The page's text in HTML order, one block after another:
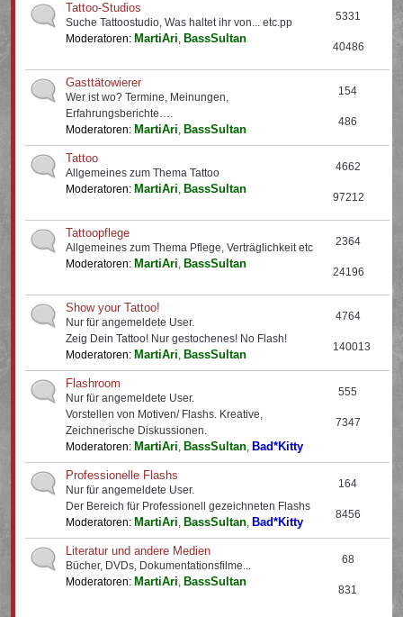
Tattoo-Studios
Suche Tattoostudio, Was haltet ihr von... etc.pp
Moderatoren: MartiAri, BassSultan
5331
40486
Gasttätowierer
Wer ist wo? Termine, Meinungen,
Erfahrungsberichte….
Moderatoren: MartiAri, BassSultan
154
486
Tattoo
Allgemeines zum Thema Tattoo
Moderatoren: MartiAri, BassSultan
4662
97212
Tattoopflege
Allgemeines zum Thema Pflege, Verträglichkeit etc
Moderatoren: MartiAri, BassSultan
2364
24196
Show your Tattoo!
Nur für angemeldete User.
Zeig Dein Tattoo! Nur gestochenes! No Flash!
Moderatoren: MartiAri, BassSultan
4764
140013
Flashroom
Nur für angemeldete User.
Vorstellen von Motiven/ Flashs. Kreative,
Zeichnerische Diskussionen.
Moderatoren: MartiAri, BassSultan, Bad*Kitty
555
7347
Professionelle Flashs
Nur für angemeldete User.
Der Bereich für Professionell gezeichneten Flashs
Moderatoren: MartiAri, BassSultan, Bad*Kitty
164
8456
Literatur und andere Medien
Bücher, DVDs, Dokumentationsfilme...
Moderatoren: MartiAri, BassSultan
68
831